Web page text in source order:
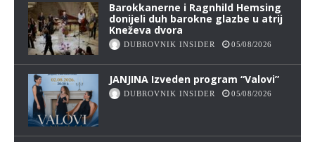
Barokkanerne i Ragnhild Hemsing
donijeli duh barokne glazbe u atrij
Kneževa dvora
DUBROVNIK INSIDER 05/08/2026
JANJINA Izveden program “Valovi”
DUBROVNIK INSIDER 05/08/2026